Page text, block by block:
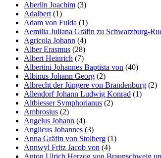
Aberlin Joachim (3)
Adalbert(1)
Adam von Fulda (1)
Aemilia Juliana Gräfin zu Schwarzburg-
Agricola Johann (4)
Alber Erasmus (28)
Albert Heinrich (7)
Albertini Johannes Baptista von (40)
Albinus Johann Georg (2)
Albrecht der Jüngere von Brandenburg (2)
Allendorf Johann Ludwig Konrad (1)
Altbiesser Symphorianus (2)
Ambrosius (2)
Angelus Johann (4)
Anglicus Johannes (3)
Anna Gräfin von Stolberg (1)
Annwyl Fritz Jacob von (4)